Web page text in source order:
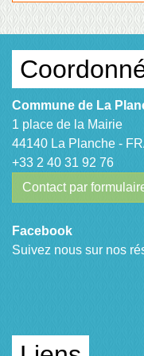
Commune de La
1 place de la Mairie
44140 La Planche -
+33 2 40 31 92 76
Contact par
Facebook
Suivez nous sur nos